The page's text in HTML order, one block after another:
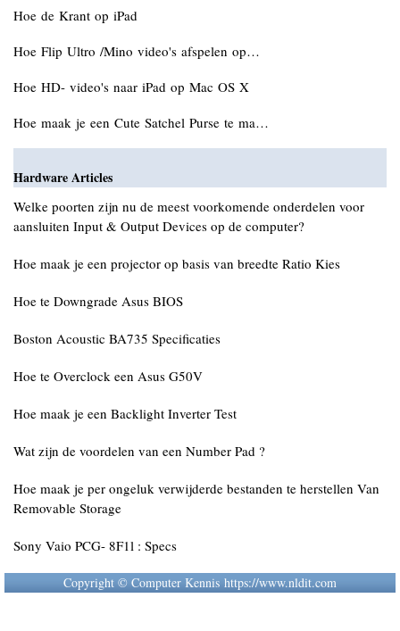
Hoe de Krant op iPad
Hoe Flip Ultro /Mino video's afspelen op…
Hoe HD- video's naar iPad op Mac OS X
Hoe maak je een Cute Satchel Purse te ma…
Hardware Articles
Welke poorten zijn nu de meest voorkomende onderdelen voor
aansluiten Input & Output Devices op de computer?
Hoe maak je een projector op basis van breedte Ratio Kies
Hoe te Downgrade Asus BIOS
Boston Acoustic BA735 Specificaties
Hoe te Overclock een Asus G50V
Hoe maak je een Backlight Inverter Test
Wat zijn de voordelen van een Number Pad ?
Hoe maak je per ongeluk verwijderde bestanden te herstellen Van
Removable Storage
Sony Vaio PCG- 8F1l : Specs
Copyright © Computer Kennis https://www.nldit.com